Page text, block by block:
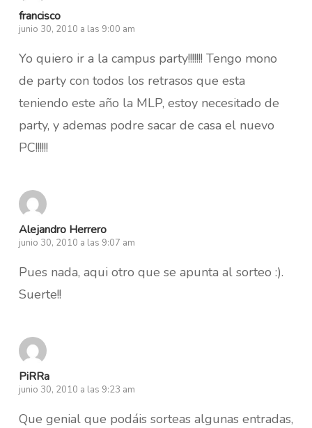
francisco
junio 30, 2010 a las 9:00 am
Yo quiero ir a la campus party!!!!!!! Tengo mono
de party con todos los retrasos que esta
teniendo este año la MLP, estoy necesitado de
party, y ademas podre sacar de casa el nuevo
PC!!!!!!
Alejandro Herrero
junio 30, 2010 a las 9:07 am
Pues nada, aqui otro que se apunta al sorteo :).
Suerte!!
PiRRa
junio 30, 2010 a las 9:23 am
Que genial que podáis sorteas algunas entradas,